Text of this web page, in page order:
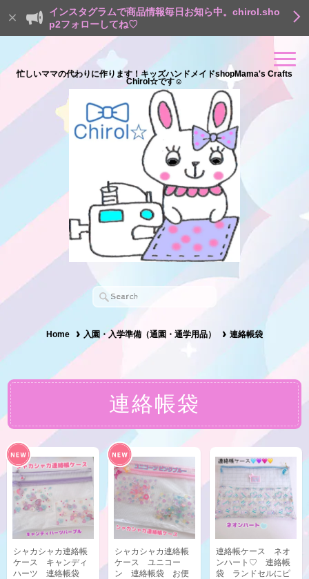
インスタグラムで商品情報毎日お知ら中。chirol.sho
p2フォローしてね♡
忙しいママの代わりに作ります！キッズハンドメイドshopMama's Crafts
Chirol☆です☺
Home 入園・入学準備（通園・通学用品） 連絡帳袋
連絡帳袋
シャカシャカ連絡帳
ケース キャンディ
ハーツ 連絡帳袋
シャカシャカ連絡帳
ケース ユニコー
ン 連絡帳袋 お便
連絡帳ケース ネオ
ンハート♡ 連絡帳
袋 ランドセルにピ